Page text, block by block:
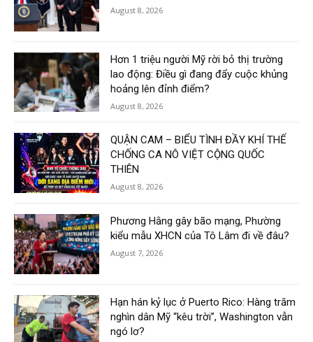
August 8, 2026
Hơn 1 triệu người Mỹ rời bỏ thị trường
lao động: Điều gì đang đẩy cuộc khủng
hoảng lên đỉnh điểm?
August 8, 2026
QUẬN CAM – BIỂU TÌNH ĐẦY KHÍ THẾ
CHỐNG CA NÔ VIỆT CỘNG QUỐC
THIÊN
August 8, 2026
Phương Hằng gây bão mạng, Phường
kiểu mẫu XHCN của Tô Lâm đi về đâu?
August 7, 2026
Hạn hán kỷ lục ở Puerto Rico: Hàng trăm
nghìn dân Mỹ “kêu trời”, Washington vẫn
ngó lơ?